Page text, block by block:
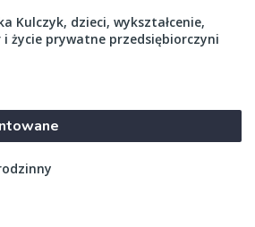
Kulczyk, dzieci, wykształcenie,
życie prywatne przedsiębiorczyni